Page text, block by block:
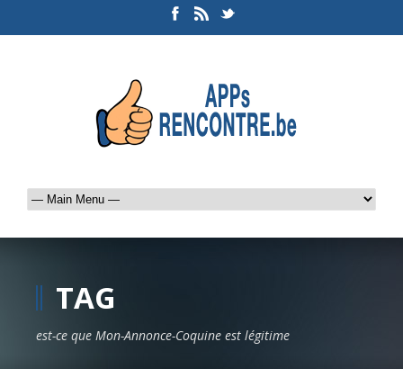
TAG
est-ce que Mon-Annonce-Coquine est légitime